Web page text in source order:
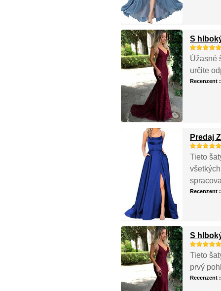
S
Úžasné
určite
Recenzent
Predaj
Tieto
Recenzent
S
Tieto
prvý
Recenzent